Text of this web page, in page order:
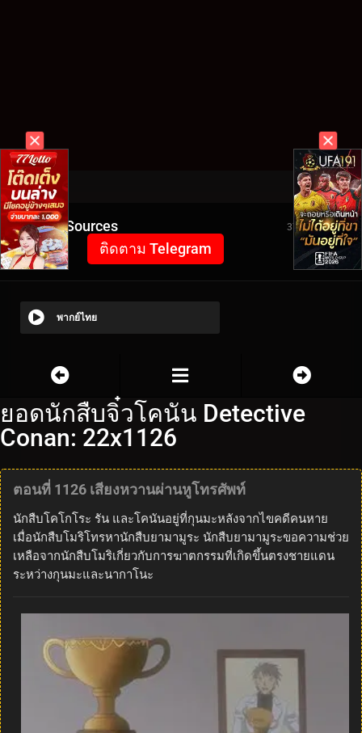
Video Sources 3735 Views
ติดตาม Telegram
พากย์ไทย
ยอดนักสืบจิ๋วโคนัน Detective
Conan: 22x1126
ตอนที่ 1126 เสียงหวานผ่านหูโทรศัพท์
นักสืบโคโกโระ รัน และโคนันอยู่ที่กุนมะหลังจากไขคดีคนหาย
เมื่อนักสืบโมริโทรหานักสืบยามามูระ นักสืบยามามูระขอความช่วย
เหลือจากนักสืบโมริเกี่ยวกับการฆาตกรรมที่เกิดขึ้นตรงชายแดน
ระหว่างกุนมะและนากาโนะ